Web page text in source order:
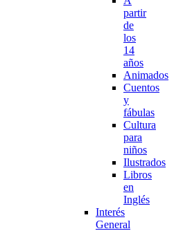
partir
de
los
14
años
Animados
Cuentos
y
fábulas
Cultura
para
niños
Ilustrados
Libros
en
Inglés
Interés
General